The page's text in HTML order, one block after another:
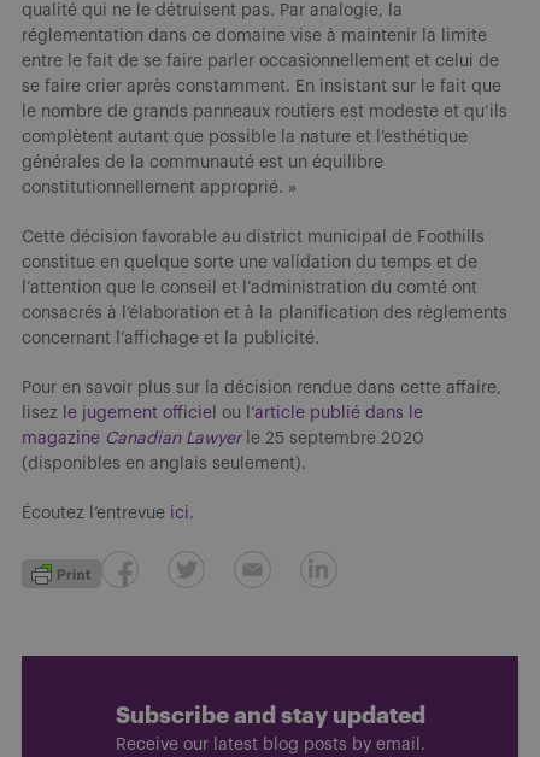
qualité qui ne le détruisent pas. Par analogie, la
réglementation dans ce domaine vise à maintenir la limite
entre le fait de se faire parler occasionnellement et celui de
se faire crier après constamment. En insistant sur le fait que
le nombre de grands panneaux routiers est modeste et qu’ils
complètent autant que possible la nature et l’esthétique
générales de la communauté est un équilibre
constitutionnellement approprié. »
Cette décision favorable au district municipal de Foothills
constitue en quelque sorte une validation du temps et de
l’attention que le conseil et l’administration du comté ont
consacrés à l’élaboration et à la planification des règlements
concernant l’affichage et la publicité.
Pour en savoir plus sur la décision rendue dans cette affaire,
lisez le jugement officiel ou
l’article publié dans le
magazine Canadian Lawyerle 25 septembre 2020
(disponibles en anglais seulement).
Écoutez l’entrevue ici.
Subscribe and stay updated
Receive our latest blog posts by email.